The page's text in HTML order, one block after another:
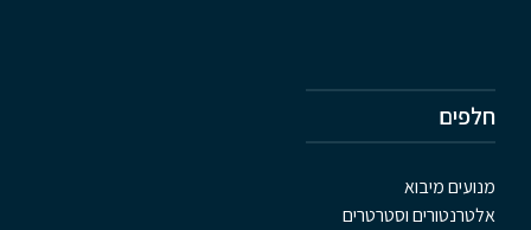
חלפים
מנועים מיבוא
אלטרנטורים וסטרטרים